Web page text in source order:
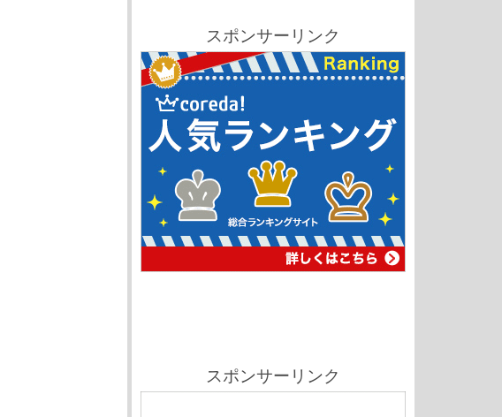
スポンサーリンク
スポンサーリンク